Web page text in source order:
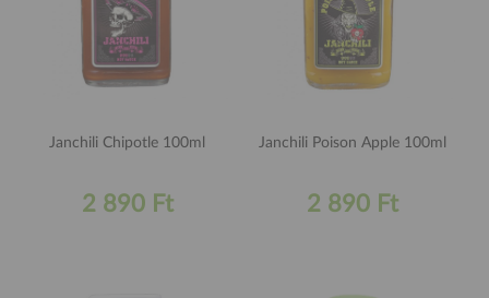
Janchili Chipotle 100ml
2 890 Ft
Janchili Poison Apple 100ml
2 890 Ft